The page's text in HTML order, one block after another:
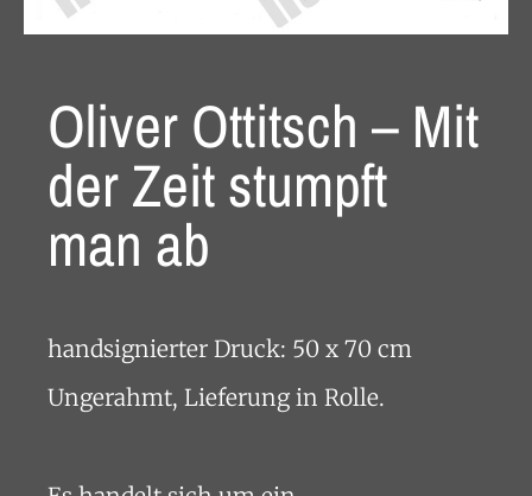
Oliver Ottitsch – Mit
der Zeit stumpft
man ab
handsignierter Druck: 50 x 70 cm
Ungerahmt, Lieferung in Rolle.